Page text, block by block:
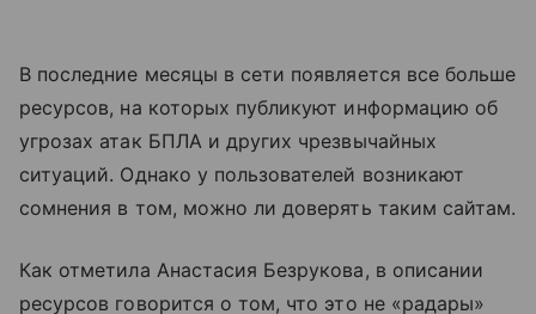
В последние месяцы в сети появляется все больше
ресурсов, на которых публикуют информацию об
угрозах атак БПЛА и других чрезвычайных
ситуаций. Однако у пользователей возникают
сомнения в том, можно ли доверять таким сайтам.
Как отметила Анастасия Безрукова, в описании
ресурсов говорится о том, что это не «радары»